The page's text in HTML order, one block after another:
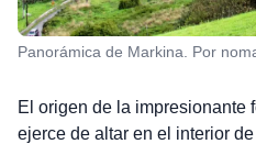
Panorámica de Markina. Por
El origen de la impresionante
ejerce de altar en el interior